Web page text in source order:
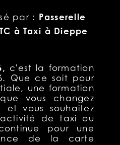
par : Passerelle
à Taxi à Dieppe
c'est la formation
Que ce soit pour
une formation
vous changez
et vous souhaitez
de taxi ou
pour une
de la carte